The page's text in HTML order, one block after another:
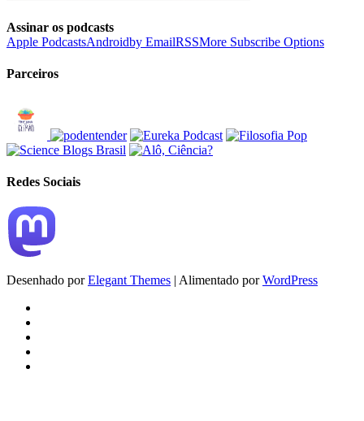
Assinar os podcasts
Apple PodcastsAndroidby EmailRSSMore Subscribe Options
Parceiros
Redes Sociais
Desenhado porElegant Themes | Alimentado porWordPress